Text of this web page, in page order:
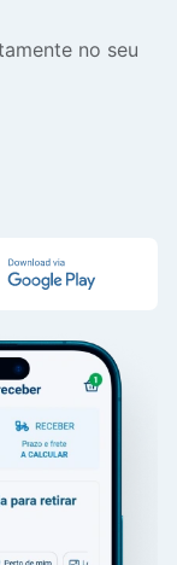
no seu